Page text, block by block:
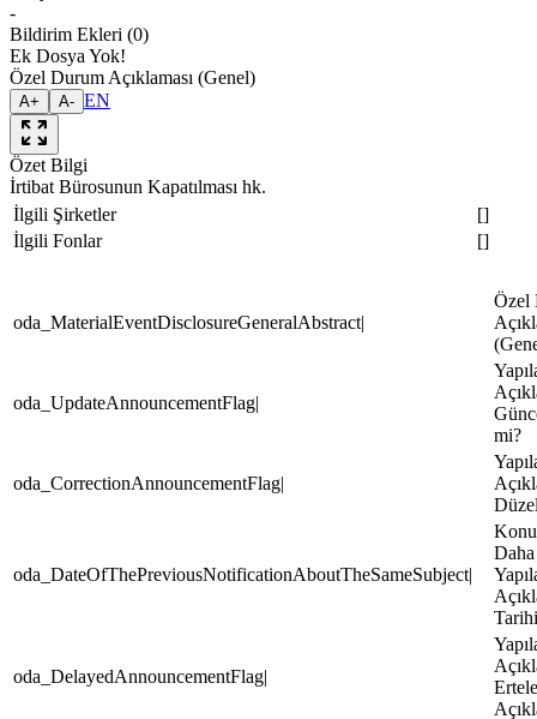
-
Bildirim Ekleri (0)
Ek Dosya Yok!
Özel Durum Açıklaması (Genel)
A+ A- EN
Özet Bilgi
İrtibat Bürosunun Kapatılması hk.
İlgili Şirketler
[]
İlgili Fonlar
[]
oda_MaterialEventDisclosureGeneralAbstract|
Özel
oda_UpdateAnnouncementFlag|
mi?
oda_CorrectionAnnouncementFlag|
oda_DateOfThePreviousNotificationAboutTheSameSubject|
Tarihi
oda_DelayedAnnouncementFlag|